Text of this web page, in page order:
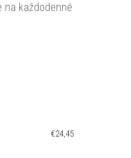
na každodenné
€24,45